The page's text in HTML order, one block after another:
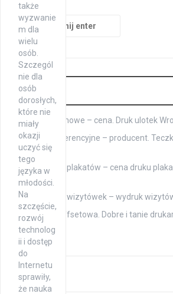
także
wyzwanie
m dla
wielu
osób.
Szczegól
nie dla
osób
dorosłych,
które nie
miały
okazji
uczyć się
tego
języka w
młodości.
Na
szczęście,
rozwój
technolog
ii i dostęp
do
Internetu
sprawiły,
że nauka
Szukaj:
Druk
Ulotki reklamowe – cena. Druk ulotek
Teczki konferencyjne – producent.
ekspresowy
Drukowanie plakatów – cena druku
cennik
Drukowanie wizytówek – wydruk
Drukarnia offsetowa. Dobre i tanie
Warszawa